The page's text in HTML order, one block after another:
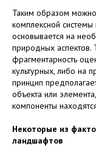
Таким образом
комплексной
основывается на
природных аспектов.
фрагментарность
культурных, либо на
принцип
объекта или
компоненты
Некоторые из
ландшафтов